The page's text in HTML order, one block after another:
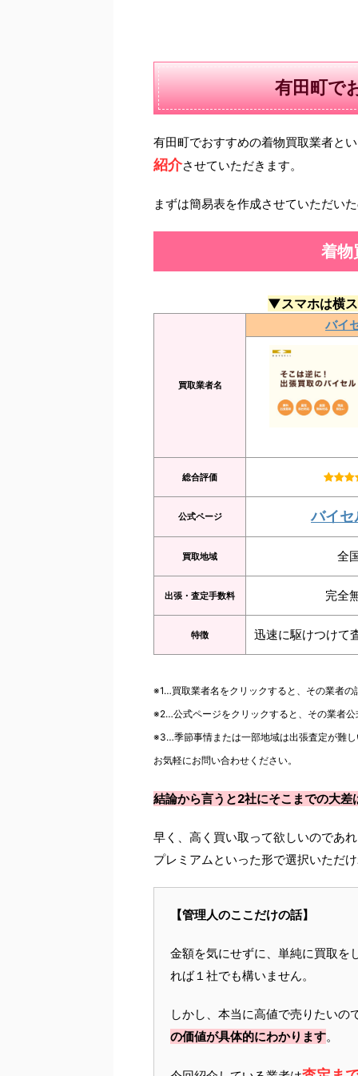
有田町で
有田町でおすすめの着物買取業者と
紹介させていただきます。
まずは簡易表を作成させていただい
着物
▼スマホは横
買取業者名
バイ
総合評価
公式ページ バイセ
買取地域 全
出張・査定手数料 完全
特徴 迅速に駆けつけて
※1…買取業者名をクリックすると、その業者
※2…公式ページをクリックすると、その業者
※3…季節事情または一部地域は出張査定が難
お気軽にお問い合わせください。
結論から言うと2社にそこまでの大差
早く、高く買い取って欲しいのであ
プレミアムといった形で選択いただ
【管理人のここだけの話】
金額を気にせずに、単純に買取を
れば１社でも構いません。
しかし、本当に高値で売りたいの
の価値が具体的にわかります。